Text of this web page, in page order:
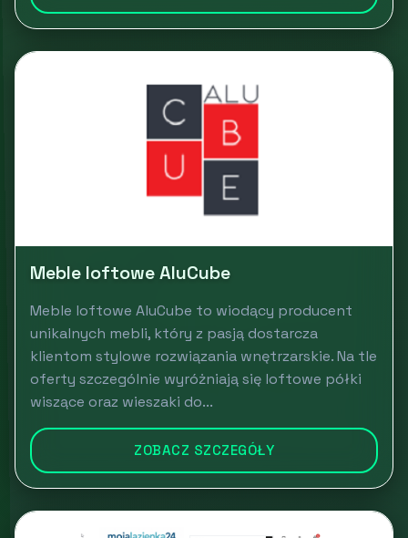
Meble loftowe AluCube
Meble loftowe AluCube to wiodący producent
unikalnych mebli, który z pasją dostarcza
klientom stylowe rozwiązania wnętrzarskie. Na tle
oferty szczególnie wyróżniają się loftowe półki
wiszące oraz wieszaki do...
ZOBACZ SZCZEGÓŁY